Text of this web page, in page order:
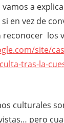
vamos a
en vez de
reconocer los
site/
tras-la-
culturales
pero